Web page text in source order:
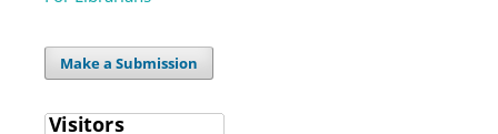
Make a Submission